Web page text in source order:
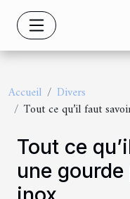
Accueil
Divers
Tout ce qu’il faut
Tout ce
une